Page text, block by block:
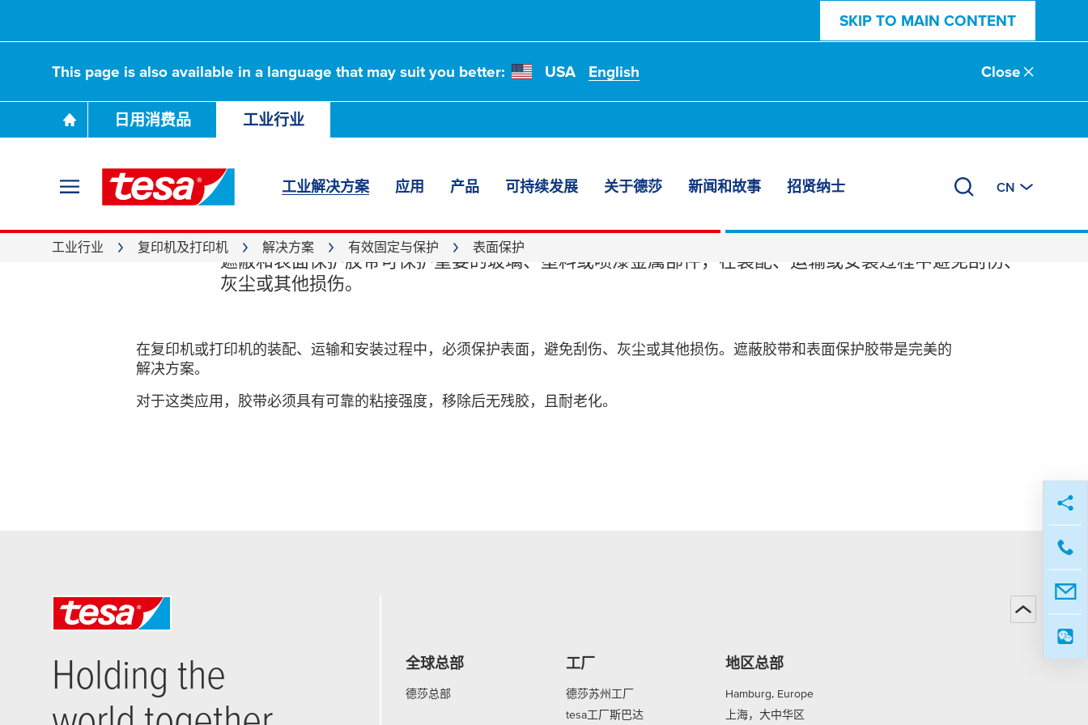
SKIP TO MAIN CONTENT
This page is also available in a language that may suit you better: USA English Close
日用消费品 工业行业
工业解决方案 应用 产品 可持续发展 关于德莎 新闻和故事 招贤纳士 CN
工业行业 复印机及打印机 解决方案 有效固定与保护 表面保护
表面保护
遮蔽和表面保护胶带可保护重要的玻璃、塑料或喷漆金属部件，在装配、运输或安装过程中避免刮伤、
灰尘或其他损伤。
在复印机或打印机的装配、运输和安装过程中，必须保护表面，避免刮伤、灰尘或其他损伤。遮蔽胶带和表面保护胶带是完美的
解决方案。
对于这类应用，胶带必须具有可靠的粘接强度，移除后无残胶，且耐老化。
Holding the
全球总部
德莎总部
工厂
德莎苏州工厂
tesa工厂斯巴达
地区总部
Hamburg, Europe
上海，大中华区